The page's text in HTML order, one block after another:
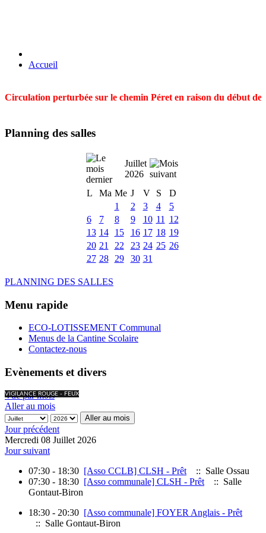
Accueil
Circulation perturbée sur le chemin Péret en raison du début
Planning des salles
Juillet
2026
L
Ma Me J V S
D
1
2 3 4
5
6
7 8 9 10 11
12
13 14 15 16 17 18 19
20 21 22 23 24 25 26
27 28 29 30 31
PLANNING DES SALLES
Menu rapide
ECO-LOTISSEMENT Communal
Menus de la Cantine Scolaire
Contactez-nous
Evènements et divers
VIGILANCE ROUGE - FEUX
Vue par mois
Aller au mois
Aller au mois
Jour précédent
Mercredi 08 Juillet 2026
Jour suivant
07:30 - 18:30 [Asso CCLB] CLSH - Prêt
:: Salle Ossau
07:30 - 18:30 [Asso communale] CLSH - Prêt
:: Salle
Gontaut-Biron
18:30 - 20:30 [Asso communale] FOYER Anglais - Prêt
:: Salle Gontaut-Biron